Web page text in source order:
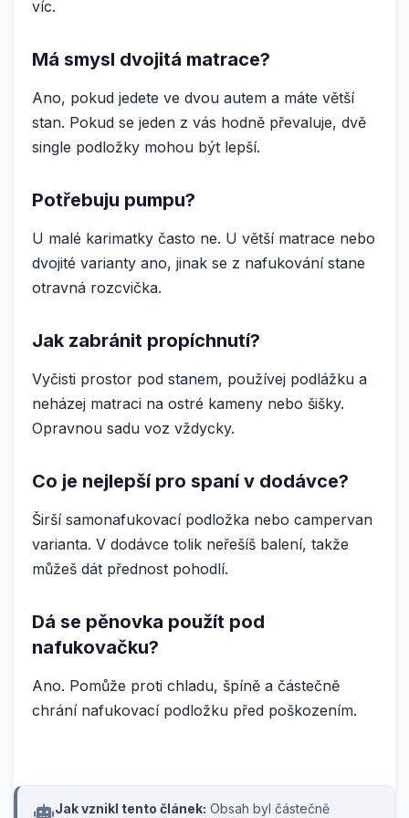
víc.
Má smysl dvojitá matrace?
Ano, pokud jedete ve dvou autem a máte větší
stan. Pokud se jeden z vás hodně převaluje, dvě
single podložky mohou být lepší.
Potřebuju pumpu?
U malé karimatky často ne. U větší matrace nebo
dvojité varianty ano, jinak se z nafukování stane
otravná rozcvička.
Jak zabránit propíchnutí?
Vyčisti prostor pod stanem, používej podlážku a
neházej matraci na ostré kameny nebo šišky.
Opravnou sadu voz vždycky.
Co je nejlepší pro spaní v dodávce?
Širší samonafukovací podložka nebo campervan
varianta. V dodávce tolik neřešíš balení, takže
můžeš dát přednost pohodlí.
Dá se pěnovka použít pod
nafukovačku?
Ano. Pomůže proti chladu, špíně a částečně
chrání nafukovací podložku před poškozením.
Jak vznikl tento článek: Obsah byl částečně